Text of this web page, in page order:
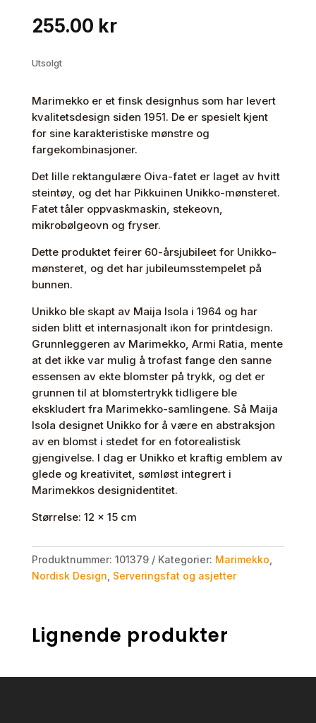
255.00 kr
Utsolgt
Marimekko er et finsk designhus som har levert
kvalitetsdesign siden 1951. De er spesielt kjent
for sine karakteristiske mønstre og
fargekombinasjoner.
Det lille rektangulære Oiva-fatet er laget av hvitt
steintøy, og det har Pikkuinen Unikko-mønsteret.
Fatet tåler oppvaskmaskin, stekeovn,
mikrobølgeovn og fryser.
Dette produktet feirer 60-årsjubileet for Unikko-
mønsteret, og det har jubileumsstempelet på
bunnen.
Unikko ble skapt av Maija Isola i 1964 og har
siden blitt et internasjonalt ikon for printdesign.
Grunnleggeren av Marimekko, Armi Ratia, mente
at det ikke var mulig å trofast fange den sanne
essensen av ekte blomster på trykk, og det er
grunnen til at blomstertrykk tidligere ble
ekskludert fra Marimekko-samlingene. Så Maija
Isola designet Unikko for å være en abstraksjon
av en blomst i stedet for en fotorealistisk
gjengivelse. I dag er Unikko et kraftig emblem av
glede og kreativitet, sømløst integrert i
Marimekkos designidentitet.
Størrelse: 12 x 15 cm
Produktnummer: 101379 Kategorier: Marimekko
Nordisk Design Serveringsfat og asjetter
Lignende produkter